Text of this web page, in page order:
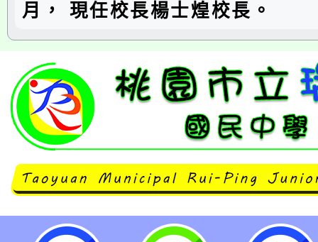
月， 現任校長楊士煌校長。
桃園市立瑞坪國民中學